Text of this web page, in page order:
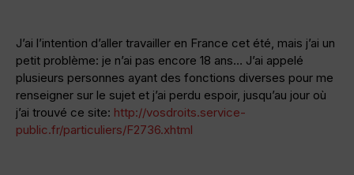
J’ai l’intention d’aller travailler en France cet été, mais j’ai un
petit problème: je n’ai pas encore 18 ans… J’ai appelé
plusieurs personnes ayant des fonctions diverses pour me
renseigner sur le sujet et j’ai perdu espoir, jusqu’au jour où
j’ai trouvé ce site: http://vosdroits.service-
public.fr/particuliers/F2736.xhtml